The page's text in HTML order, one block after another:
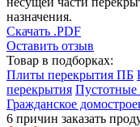
назначения.
Скачать .PDF
Оставить отзыв
Товар в подборках:
Плиты перекрытия ПБ
перекрытия Пустотные
Гражданское
6 причин заказать